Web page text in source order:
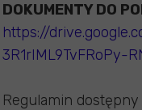
DOKUMENTY DO
https://
3R1rIML9TvFRoPy-
Regulamin